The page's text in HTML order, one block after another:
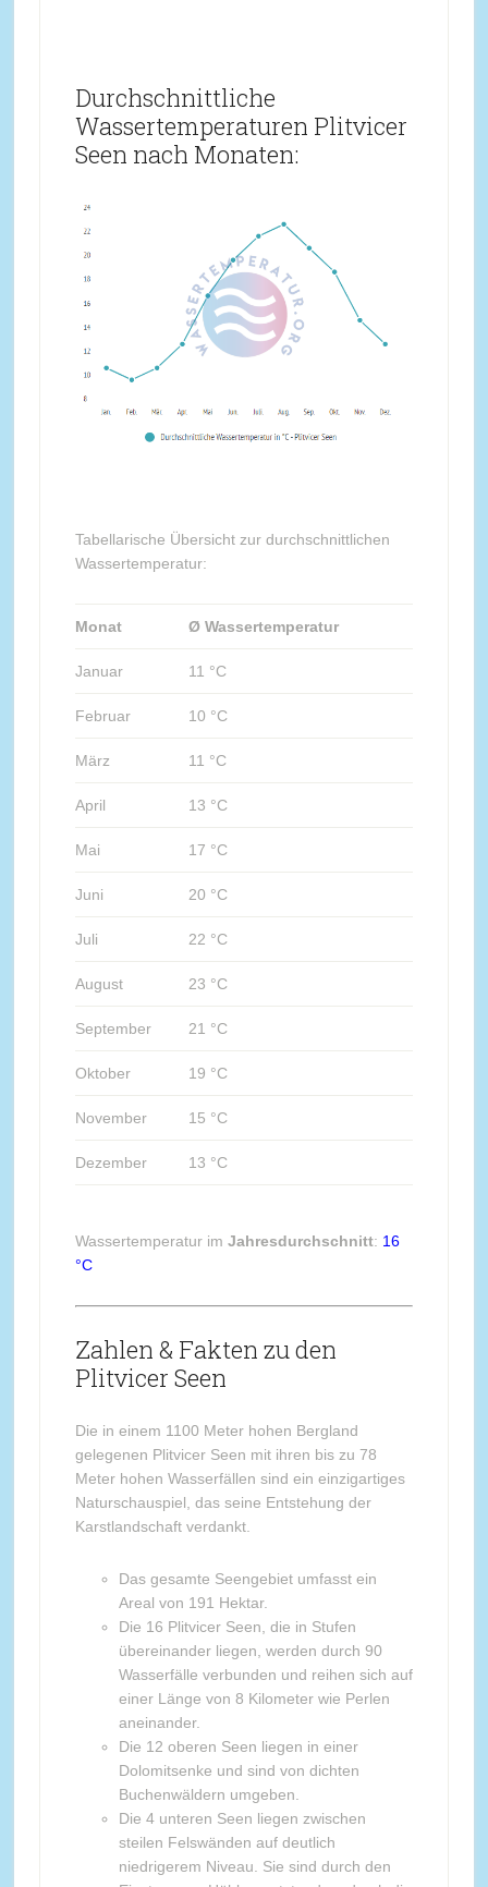
Durchschnittliche
Wassertemperaturen Plitvicer
Seen nach Monaten:
Tabellarische Übersicht zur durchschnittlichen
Wassertemperatur:
Monat Ø Wassertemperatur
Januar 11 °C
Februar 10 °C
März 11 °C
April 13 °C
Mai 17 °C
Juni 20 °C
Juli 22 °C
August 23 °C
September 21 °C
Oktober 19 °C
November 15 °C
Dezember 13 °C
Wassertemperatur im Jahresdurchschnitt: 16
°C
Zahlen & Fakten zu den
Plitvicer Seen
Die in einem 1100 Meter hohen Bergland
gelegenen Plitvicer Seen mit ihren bis zu 78
Meter hohen Wasserfällen sind ein einzigartiges
Naturschauspiel, das seine Entstehung der
Karstlandschaft verdankt.
Das gesamte Seengebiet umfasst ein
Areal von 191 Hektar.
Die 16 Plitvicer Seen, die in Stufen
übereinander liegen, werden durch 90
Wasserfälle verbunden und reihen sich auf
einer Länge von 8 Kilometer wie Perlen
aneinander.
Die 12 oberen Seen liegen in einer
Dolomitsenke und sind von dichten
Buchenwäldern umgeben.
Die 4 unteren Seen liegen zwischen
steilen Felswänden auf deutlich
niedrigerem Niveau. Sie sind durch den